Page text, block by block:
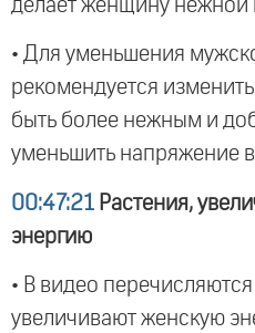
делает женщину нежной
• Для уменьшения
рекомендуется
быть более нежным и
уменьшить напряжение
00:47:21 Растения,
энергию
• В видео
увеличивают женскую